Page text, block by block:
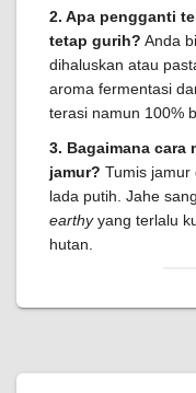
2. Apa pengganti
tetap gurih? Anda
dihaluskan atau
aroma fermentasi
terasi namun 100%
3. Bagaimana cara
jamur? Tumis jamur
lada putih. Jahe
earthyyang terlalu
hutan.